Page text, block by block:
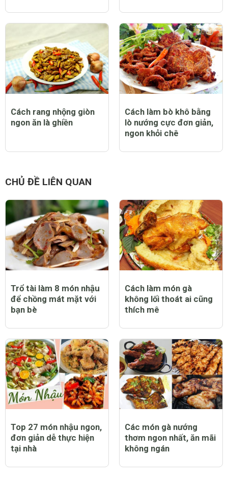
Cách rang nhộng giòn
ngon ăn là ghiền
Cách làm bò khô bằng
lò nướng cực đơn giản,
ngon khỏi chê
CHỦ ĐỀ LIÊN QUAN
Trổ tài làm 8 món nhậu
để chồng mát mặt với
bạn bè
Cách làm món gà
không lối thoát ai cũng
thích mê
Top 27 món nhậu ngon,
đơn giản dễ thực hiện
tại nhà
Các món gà nướng
thơm ngon nhất, ăn mãi
không ngán